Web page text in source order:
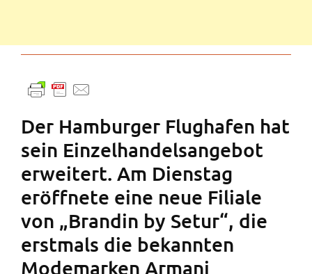
Der Hamburger Flughafen hat
sein Einzelhandelsangebot
erweitert. Am Dienstag
eröffnete eine neue Filiale
von „Brandin by Setur“, die
erstmals die bekannten
Modemarken Armani